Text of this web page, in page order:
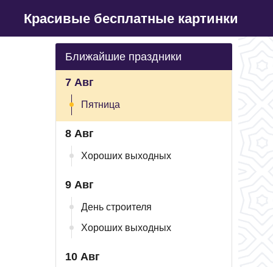
Красивые бесплатные картинки
Ближайшие праздники
7 Авг
Пятница
8 Авг
Хороших выходных
9 Авг
День строителя
Хороших выходных
10 Авг